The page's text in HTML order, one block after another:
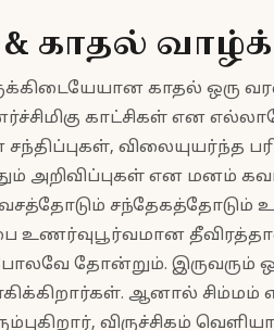
காதல்
காதல் ஒரு
காட்சிகள் என
விலையுயர்ந்த
அறிவிப்புகள் என மனம்
சந்தேகத்தோடும்
உணர்வுபூர்வமான
தோன்றும். இருவரும்
ஆனால் சிம்மம்
விருச்சிகம்